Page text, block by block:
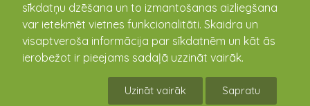
sīkdatņu dzēšana un to izmantošanas aizliegšana
var ietekmēt vietnes funkcionalitāti. Skaidra un
visaptveroša informācija par sīkdatnēm un kāt ās
ierobežot ir pieejams sadaļā uzzināt vairāk.
Uzināt vairāk Sapratu
"PROTI UN DARI"